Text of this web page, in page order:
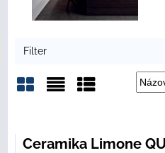
Filter
Ceramika Limone